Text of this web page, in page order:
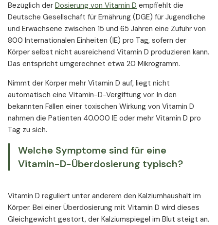
Bezüglich der Dosierung von Vitamin D empfiehlt die
Deutsche Gesellschaft für Ernährung (DGE) für Jugendliche
und Erwachsene zwischen 15 und 65 Jahren eine Zufuhr von
800 Internationalen Einheiten (IE) pro Tag, sofern der
Körper selbst nicht ausreichend Vitamin D produzieren kann.
Das entspricht umgerechnet etwa 20 Mikrogramm.
Nimmt der Körper mehr Vitamin D auf, liegt nicht
automatisch eine Vitamin-D-Vergiftung vor. In den
bekannten Fällen einer toxischen Wirkung von Vitamin D
nahmen die Patienten 40.000 IE oder mehr Vitamin D pro
Tag zu sich.
Welche Symptome sind für eine
Vitamin-D-Überdosierung typisch?
Vitamin D reguliert unter anderem den Kalziumhaushalt im
Körper. Bei einer Überdosierung mit Vitamin D wird dieses
Gleichgewicht gestört, der Kalziumspiegel im Blut steigt an.